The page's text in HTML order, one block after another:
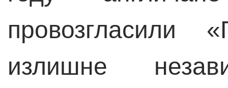
провозгласили
излишне